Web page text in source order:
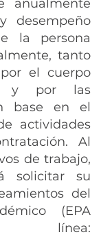
anualmente
desempeño
la persona
tanto
el cuerpo
y por las
base en el
actividades
Al
de trabajo,
solicitar su
del
(EPA
línea: